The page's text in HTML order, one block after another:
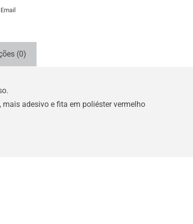
Email
(0)
adesivo e fita em poliéster vermelho